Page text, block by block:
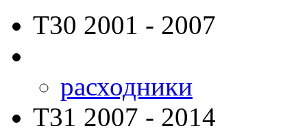
T30 2001 - 2007
расходники
T31 2007 - 2014